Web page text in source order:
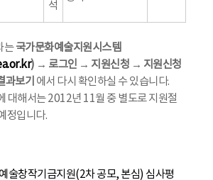
석
는국가문화예술지원시스템
) → 로그인 → 지원신청 → 지원신청
과보기 에서 다시 확인하실 수 있습니다.
대해서는 2012년 11월 중 별도로 지원절
정입니다.
술창작기금지원(2차 공모, 본심) 심사평